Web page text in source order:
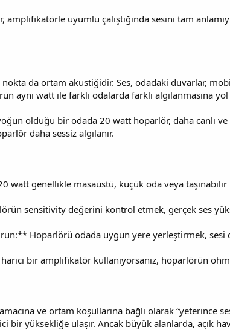
amplifikatörle uyumlu çalıştığında sesini tam
da ortam akustiğidir. Ses, odadaki duvarlar,
aynı watt ile farklı odalarda farklı algılanmasına yol
olduğu bir odada 20 watt hoparlör, daha canlı ve
daha sessiz algılanır.
watt genellikle masaüstü, küçük oda veya
sensitivity değerini kontrol etmek, gerçek ses
Hoparlörü odada uygun yere yerleştirmek, sesi
bir amplifikatör kullanıyorsanız, hoparlörün
ve ortam koşullarına bağlı olarak “yeterince
bir yüksekliğe ulaşır. Ancak büyük alanlarda, açık